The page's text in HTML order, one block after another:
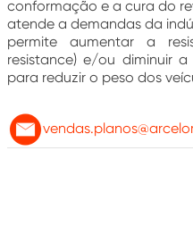
conformação e a cura do
atende a demandas da
permite aumentar a
resistance) e/ou diminuir
para reduzir o peso dos